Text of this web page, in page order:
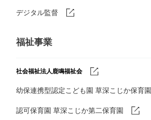
デジタル監督
福祉事業
社会福祉法人鹿鳴福祉会
幼保連携型認定こども園 草深こじか保育園
認可保育園 草深こじか第二保育園